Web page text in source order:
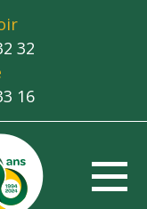
32
16